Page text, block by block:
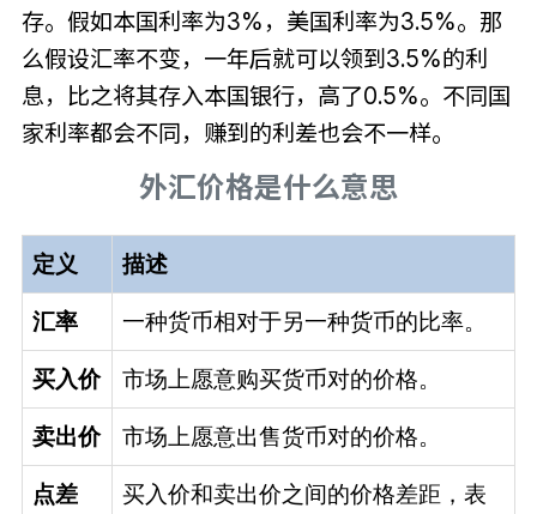
存。假如本国利率为3%，美国利率为3.5%。那
么假设汇率不变，一年后就可以领到3.5%的利
息，比之将其存入本国银行，高了0.5%。不同国
家利率都会不同，赚到的利差也会不一样。
外汇价格是什么意思
定义 描述
汇率 一种货币相对于另一种货币的比率。
买入价 市场上愿意购买货币对的价格。
卖出价 市场上愿意出售货币对的价格。
点差 买入价和卖出价之间的价格差距，表